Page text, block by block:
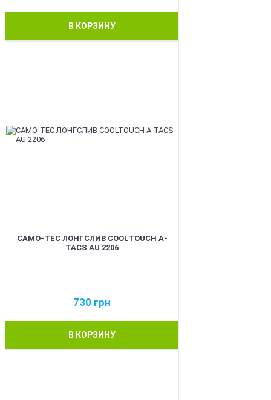
В КОРЗИНУ
CAMO-TEC ЛОНГСЛИВ COOLTOUCH A-
TACS AU 2206
730 грн
В КОРЗИНУ